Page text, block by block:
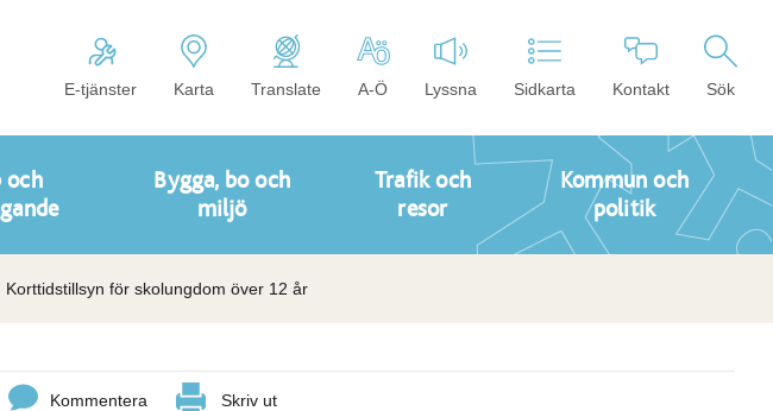
E-tjänster Karta Translate A-Ö Lyssna Sidkarta Kontakt Sök
och
Bygga, bo och
miljö
Trafik och
resor
Kommun och
politik
Korttidstillsyn för skolungdom över 12 år
Kommentera Skriv ut